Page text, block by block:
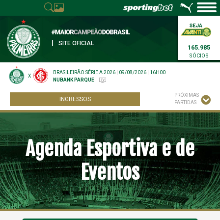
SITE OFICIAL
165.985
SÓCIOS
X
BRASILEIRÃO SÉRIE A 2026 09/08/2026
16H00
NUBANK PARQUE
INGRESSOS
PRÓXIMAS
PARTIDAS
Agenda Esportiva e de
Eventos